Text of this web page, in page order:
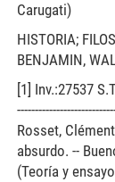
Carugati)
HISTORIA;
BENJAMIN,
[1] Inv.:27537
Rosset,
absurdo. --
(Teoría y